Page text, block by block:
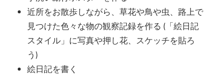
近所をお散歩しながら、草花や鳥や虫、路上で
見つけた色々な物の観察記録を作る (「絵日記
スタイル」に写真や押し花、スケッチを貼ろ
う)
絵日記を書く